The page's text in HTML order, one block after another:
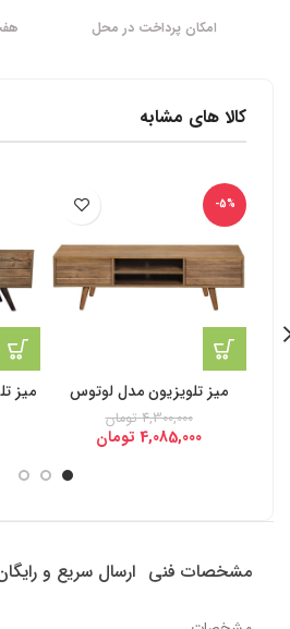
امکان پرداخت در محل
کالا های مشابه
-5%
میز تلویزیون مدل لوتوس
4,300,000 تومان
4,085,000 تومان
میز
مشخصات فنی ارسال سریع و